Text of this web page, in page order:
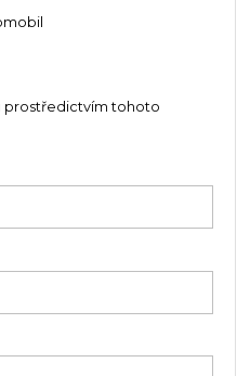
prostředictvím tohoto